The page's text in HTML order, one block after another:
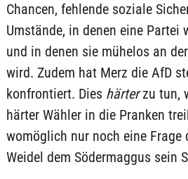
Chancen, fehlende soziale
Umstände, in denen eine Partei
und in denen sie mühelos an
wird. Zudem hat Merz die AfD
konfrontiert. Dies härterzu tun,
härter Wähler in die Pranken
womöglich nur noch eine Frage
Weidel dem Södermaggus sein